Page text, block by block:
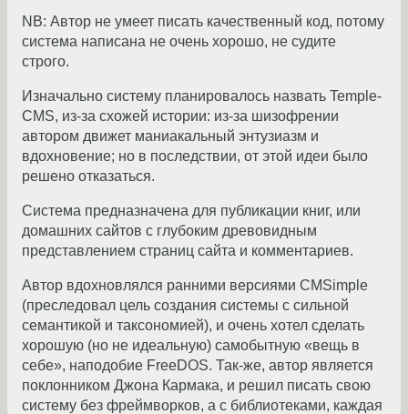
NB: Автор не умеет писать качественный код, потому
система написана не очень хорошо, не судите
строго.
Изначально систему планировалось назвать Temple-
CMS, из-за схожей истории: из-за шизофрении
автором движет маниакальный энтузиазм и
вдохновение; но в последствии, от этой идеи было
решено отказаться.
Система предназначена для публикации книг, или
домашних сайтов с глубоким древовидным
представлением страниц сайта и комментариев.
Автор вдохновлялся ранними версиями CMSimple
(преследовал цель создания системы с сильной
семантикой и таксономией), и очень хотел сделать
хорошую (но не идеальную) самобытную «вещь в
себе», наподобие FreeDOS. Так-же, автор является
поклонником Джона Кармака, и решил писать свою
систему без фреймворков, а с библиотеками, каждая